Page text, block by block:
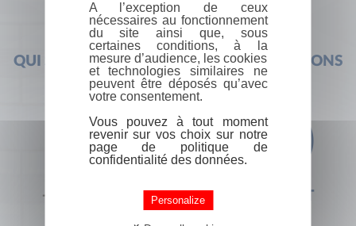
QUI SOMMES-NOUS ?FOIRE AUX QUESTIONS
+33 (0) 1 44 41 29 19 CONTACT
A l’exception de ceux
nécessaires au fonctionnement
du site ainsi que, sous
certaines conditions, à la
mesure d’audience, les cookies
et technologies similaires ne
peuvent être déposés qu’avec
votre consentement.
Vous pouvez à tout moment
revenir sur vos choix sur notre
page de politique de
confidentialité des données.
Personalize